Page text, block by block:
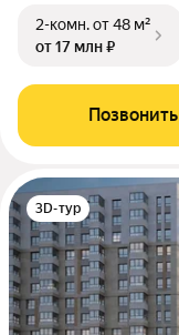
2-комн.от 48 м²
от 17 млн ₽
Позвонить
3D-тур